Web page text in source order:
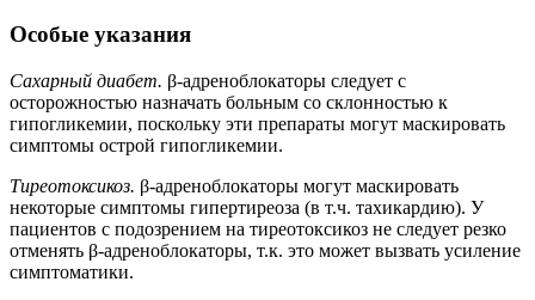
Особые указания
Сахарный диабет. β-адреноблокаторы следует с
осторожностью назначать больным со склонностью к
гипогликемии, поскольку эти препараты могут маскировать
симптомы острой гипогликемии.
Тиреотоксикоз. β-адреноблокаторы могут маскировать
некоторые симптомы гипертиреоза (в т.ч. тахикардию). У
пациентов с подозрением на тиреотоксикоз не следует резко
отменять β-адреноблокаторы, т.к. это может вызвать усиление
симптоматики.